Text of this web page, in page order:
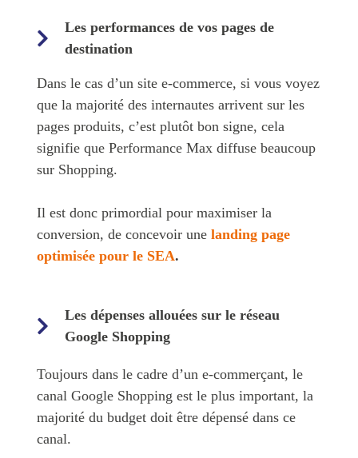
Les performances de vos pages de
destination
Dans le cas d’un site e-commerce, si vous voyez
que la majorité des internautes arrivent sur les
pages produits, c’est plutôt bon signe, cela
signifie que Performance Max diffuse beaucoup
sur Shopping.
Il est donc primordial pour maximiser la
conversion, de concevoir une landing page
optimisée pour le SEA.
Les dépenses allouées sur le réseau
Google Shopping
Toujours dans le cadre d’un e-commerçant, le
canal Google Shopping est le plus important, la
majorité du budget doit être dépensé dans ce
canal.